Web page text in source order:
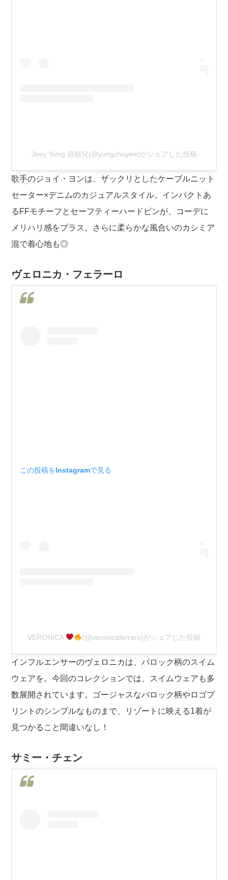
Joey Yung 容祖兒(@yungchoyee)がシェアした投稿
歌手のジョイ・ヨンは、ザックリとしたケーブルニット
セーター×デニムのカジュアルスタイル。インパクトあ
るFFモチーフとセーフティーハードピンが、コーデに
メリハリ感をプラス。さらに柔らかな風合いのカシミア
混で着心地も◎
ヴェロニカ・フェラーロ
この投稿をInstagramで見る
VERONICA (@veronicaferraro)がシェアした投稿
インフルエンサーのヴェロニカは、バロック柄のスイム
ウェアを。今回のコレクションでは、スイムウェアも多
数展開されています。ゴージャスなバロック柄やロゴプ
リントのシンプルなものまで、リゾートに映える1着が
見つかること間違いなし！
サミー・チェン